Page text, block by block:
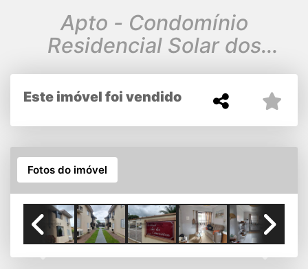
Apto - Condomínio
Residencial Solar dos
Comerciários
Este imóvel foi vendido
Fotos do imóvel
Previous Next